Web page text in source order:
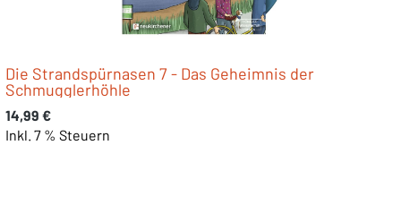
Die Strandspürnasen 7 - Das Geheimnis der
Schmugglerhöhle
Regulärer Preis:
14,99 €
Inkl. 7 % Steuern